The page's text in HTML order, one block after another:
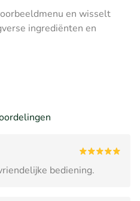
en wisselt
ingrediënten en
bediening.